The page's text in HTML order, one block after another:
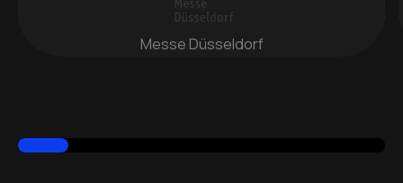
Messe Düsseldorf